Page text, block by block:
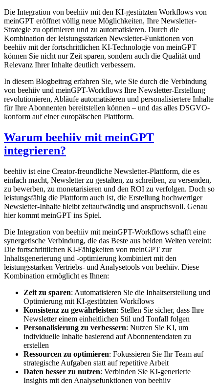
Die Integration von beehiiv mit den KI-gestützten Workflows von
meinGPT eröffnet völlig neue Möglichkeiten, Ihre Newsletter-
Strategie zu optimieren und zu automatisieren. Durch die
Kombination der leistungsstarken Newsletter-Funktionen von
beehiiv mit der fortschrittlichen KI-Technologie von meinGPT
können Sie nicht nur Zeit sparen, sondern auch die Qualität und
Relevanz Ihrer Inhalte deutlich verbessern.
In diesem Blogbeitrag erfahren Sie, wie Sie durch die Verbindung
von beehiiv und meinGPT-Workflows Ihre Newsletter-Erstellung
revolutionieren, Abläufe automatisieren und personalisiertere Inhalte
für Ihre Abonnenten bereitstellen können – und das alles DSGVO-
konform auf einer europäischen Plattform.
Warum beehiiv mit meinGPT
integrieren?
beehiiv ist eine Creator-freundliche Newsletter-Plattform, die es
einfach macht, Newsletter zu gestalten, zu schreiben, zu versenden,
zu bewerben, zu monetarisieren und den ROI zu verfolgen. Doch so
leistungsfähig die Plattform auch ist, die Erstellung hochwertiger
Newsletter-Inhalte bleibt zeitaufwändig und anspruchsvoll. Genau
hier kommt meinGPT ins Spiel.
Die Integration von beehiiv mit meinGPT-Workflows schafft eine
synergetische Verbindung, die das Beste aus beiden Welten vereint:
Die fortschrittlichen KI-Fähigkeiten von meinGPT zur
Inhaltsgenerierung und -optimierung kombiniert mit den
leistungsstarken Vertriebs- und Analysetools von beehiiv. Diese
Kombination ermöglicht es Ihnen:
Zeit zu sparen: Automatisieren Sie die Inhaltserstellung und
Optimierung mit KI-gestützten Workflows
Konsistenz zu gewährleisten: Stellen Sie sicher, dass Ihre
Newsletter einem einheitlichen Stil und Tonfall folgen
Personalisierung zu verbessern: Nutzen Sie KI, um
individuelle Inhalte basierend auf Abonnentendaten zu
erstellen
Ressourcen zu optimieren: Fokussieren Sie Ihr Team auf
strategische Aufgaben statt auf repetitive Arbeit
Daten besser zu nutzen: Verbinden Sie KI-generierte
Insights mit den Analysefunktionen von beehiiv